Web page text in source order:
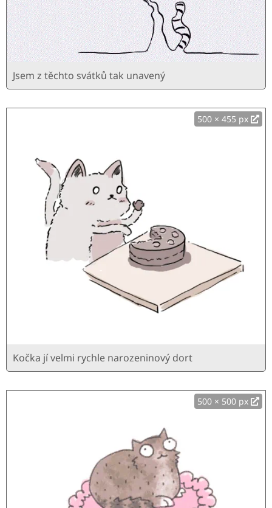
Jsem z těchto svátků tak unavený
500 × 455 px
Kočka jí velmi rychle narozeninový dort
500 × 500 px